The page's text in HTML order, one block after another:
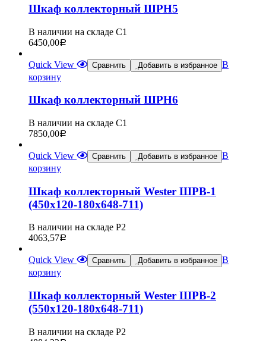
Шкаф коллекторный ШРН5
В наличии на складе С1
6450,00Р
Quick View Сравнить Добавить в избранное В
корзину
Шкаф коллекторный ШРН6
В наличии на складе С1
7850,00Р
Quick View Сравнить Добавить в избранное В
корзину
Шкаф коллекторный Wester ШРВ-1
(450х120-180х648-711)
В наличии на складе Р2
4063,57Р
Quick View Сравнить Добавить в избранное В
корзину
Шкаф коллекторный Wester ШРВ-2
(550х120-180х648-711)
В наличии на складе Р2